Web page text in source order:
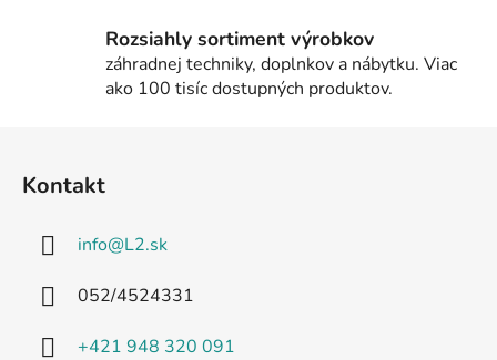
Rozsiahly sortiment výrobkov
záhradnej techniky, doplnkov a nábytku. Viac
ako 100 tisíc dostupných produktov.
Kontakt
info@L2.sk
052/4524331
+421 948 320 091